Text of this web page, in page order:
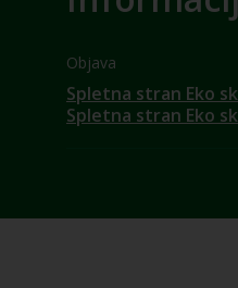
Objava
Spletna stran Eko
Spletna stran Eko